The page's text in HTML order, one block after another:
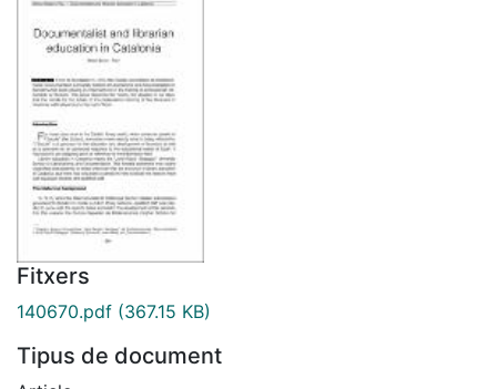
Fitxers
140670.pdf (367.15 KB)
Tipus de document